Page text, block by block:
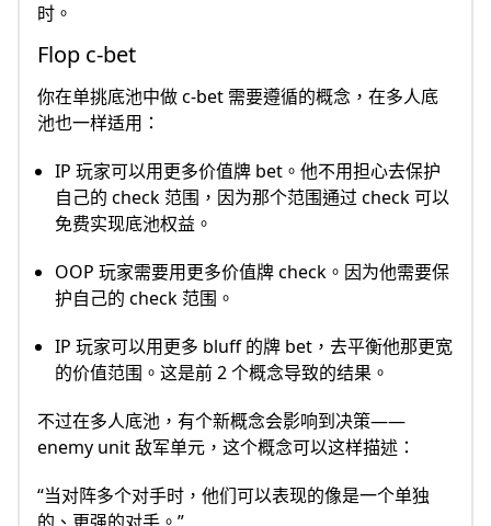
时。
Flop c-bet
你在单挑底池中做 c-bet 需要遵循的概念，在多人底
池也一样适用：
IP 玩家可以用更多价值牌 bet。他不用担心去保护
自己的 check 范围，因为那个范围通过 check 可以
免费实现底池权益。
OOP 玩家需要用更多价值牌 check。因为他需要保
护自己的 check 范围。
IP 玩家可以用更多 bluff 的牌 bet，去平衡他那更宽
的价值范围。这是前 2 个概念导致的结果。
不过在多人底池，有个新概念会影响到决策——
enemy unit 敌军单元，这个概念可以这样描述：
“当对阵多个对手时，他们可以表现的像是一个单独